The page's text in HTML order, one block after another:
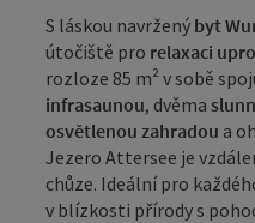
S láskou navržený byt
útočiště pro relaxaci
rozloze 85 m² v sobě
infrasaunou, dvěma
osvětlenou zahradou a
Jezero Attersee je
chůze. Ideální pro
v blízkosti přírody s